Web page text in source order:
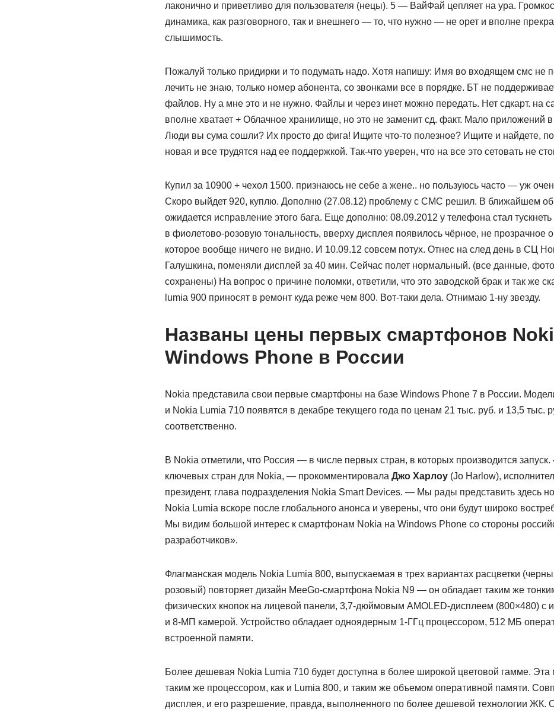
лаконично и приветливо для пользователя (нецы). 5 — ВайФай цепляет на ура.
динамика, как разговорного, так и внешнего — то, что нужно — не орет и вполне
слышимость.
Пожалуй только придирки и то подумать надо. Хотя напишу: Имя во входящем смс не
лечить не знаю, только номер абонента, со звонками все в порядке. БТ не
файлов. Ну а мне это и не нужно. Файлы и через инет можно передать. Нет сдкарт. на
вполне хватает + Облачное хранилище, но это не заменит сд. факт. Мало приложений
Люди вы сума сошли? Их просто до фига! Ищите что-то полезное? Ищите и найдете,
новая и все трудятся над ее поддержкой. Так-что уверен, что на все это сетовать не
Купил за 10900 + чехол 1500. признаюсь не себе а жене.. но пользуюсь часто — уж
Скоро выйдет 920, куплю. Дополню (27.08.12) проблему с СМС решил. В ближайшем
ожидается исправление этого бага. Еще дополню: 08.09.2012 у телефона стал
в фиолетово-розовую тональность, вверху дисплея появилось чёрное, не прозрачное
которое вообще ничего не видно. И 10.09.12 совсем потух. Отнес на след день в СЦ
Галушкина, поменяли дисплей за 40 мин. Сейчас полет нормальный. (все данные,
сохранены) На вопрос о причине поломки, ответили, что это заводской брак и так же
lumia 900 приносят в ремонт куда реже чем 800. Вот-таки дела. Отнимаю 1-ну звезду.
Названы цены первых смартфонов
Windows Phone в России
Nokia представила свои первые смартфоны на базе Windows Phone 7 в России.
и Nokia Lumia 710 появятся в декабре текущего года по ценам 21 тыс. руб. и 13,5 тыс.
соответственно.
В Nokia отметили, что Россия — в числе первых стран, в которых производится запуск.
ключевых стран для Nokia, — прокомментировала Джо Харлоу(Jo Harlow),
президент, глава подразделения Nokia Smart Devices. — Мы рады представить здесь
Nokia Lumia вскоре после глобального анонса и уверены, что они будут широко
Мы видим большой интерес к смартфонам Nokia на Windows Phone со стороны
разработчиков».
Флагманская модель Nokia Lumia 800, выпускаемая в трех вариантах расцветки
розовый) повторяет дизайн MeeGo-смартфона Nokia N9 — он обладает таким же
физических кнопок на лицевой панели, 3,7-дюймовым AMOLED-дисплеем (800×480) с
и 8-МП камерой. Устройство обладает одноядерным 1-ГГц процессором, 512 МБ
встроенной памяти.
Более дешевая Nokia Lumia 710 будет доступна в более широкой цветовой гамме. Эта
таким же процессором, как и Lumia 800, и таким же объемом оперативной памяти.
дисплея, и его разрешение, правда, выполненного по более дешевой технологии ЖК.